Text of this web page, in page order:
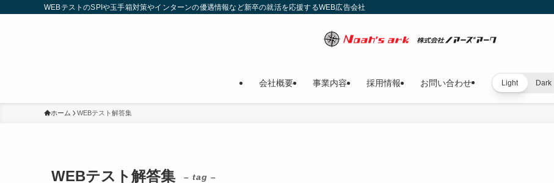
WEBテストのSPIや玉手箱対策やインターンの優遇情報など新卒の就活を応援するWEB広告会社
会社概要 事業内容 採用情報 お問い合わせ Light Dark
ホーム WEBテスト解答集
WEBテスト解答集 – tag –